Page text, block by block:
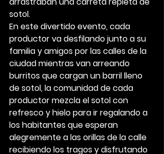
sotol.
En este divertido evento, cada
productor va desfilando junto a su
familia y amigos por las calles de la
ciudad mientras van arreando
burritos que cargan un barril lleno
de sotol, la comunidad de cada
productor mezcla el sotol con
refresco y hielo para ir regalando a
los habitantes que esperan
alegremente a las orillas de la calle
recibiendo los tragos y disfrutando